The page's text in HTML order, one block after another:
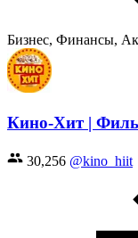
Бизнес, Финансы,
Кино-Хит |
30,256 @kino_hiit